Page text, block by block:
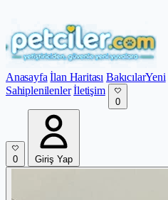
Anasayfa İlan Haritası BakıcılarYeni
Sahiplenilenler İletişim
0
0 Giriş Yap